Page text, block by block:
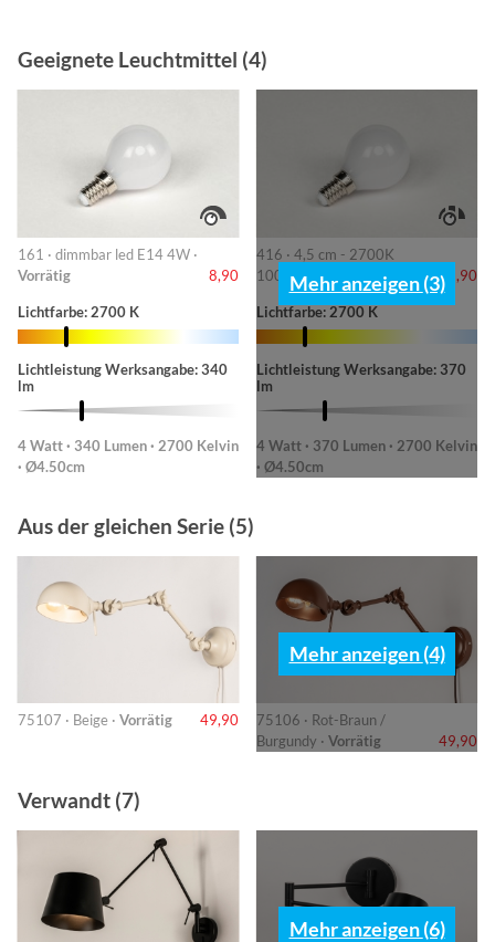
Geeignete Leuchtmittel (4)
161 · dimmbar led E14 4W ·
Vorrätig
8,90
Lichtfarbe: 2700 K
Lichtleistung Werksangabe: 340
lm
4 Watt · 340 Lumen · 2700 Kelvin
· Ø4.50cm
416 · 4,5 cm - 2700K
100/240/430lm ·
Vorrätig 8,90
Lichtfarbe: 2700 K
Lichtleistung Werksangabe: 370
lm
4 Watt · 370 Lumen · 2700 Kelvin
· Ø4.50cm
Mehr anzeigen (3)
Aus der gleichen Serie (5)
75107 · Beige · Vorrätig 49,90
75106 · Rot-Braun /
Burgundy · Vorrätig 49,90
Mehr anzeigen (4)
Verwandt (7)
Mehr anzeigen (6)